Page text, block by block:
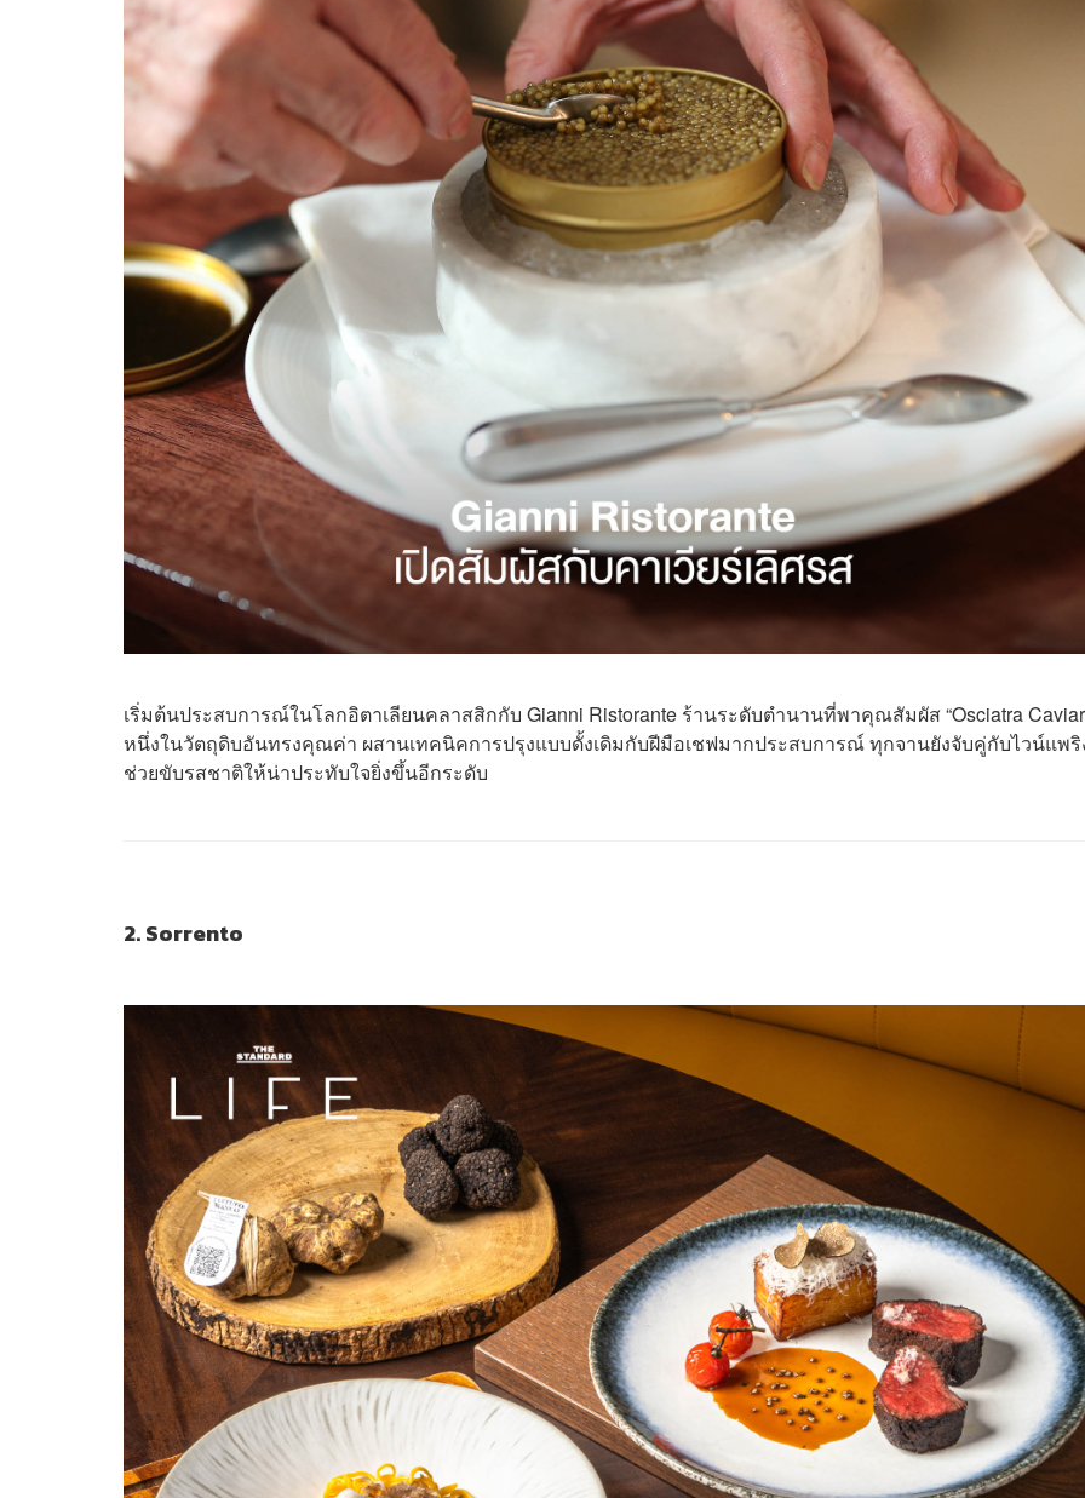
เริ่มต้นประสบการณ์ในโลกอิตาเลียนคลาสสิกกับ Gianni Ristorante ร้านระดับตำนานที่พาคุณสัมผัส “Osciatra
หนึ่งในวัตถุดิบอันทรงคุณค่า ผสานเทคนิคการปรุงแบบดั้งเดิมกับฝีมือเชฟมากประสบการณ์ ทุกจานยังจับคู่กับไวน์แพ
ช่วยขับรสชาติให้น่าประทับใจยิ่งขึ้นอีกระดับ
2. Sorrento